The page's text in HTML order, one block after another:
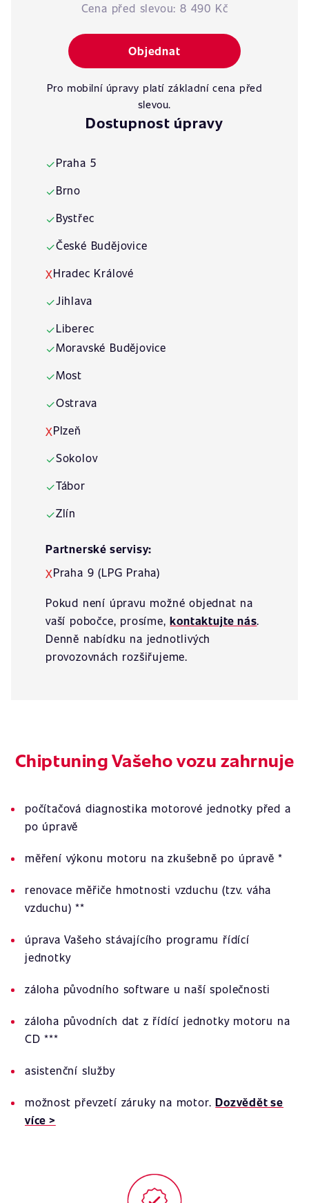
Cena před slevou: 8 490 Kč
Objednat
Pro mobilní úpravy platí základní cena před
slevou.
Dostupnost úpravy
✓Praha 5
✓Brno
✓Bystřec
✓České Budějovice
XHradec Králové
✓Jihlava
✓Liberec
✓Moravské Budějovice
✓Most
✓Ostrava
XPlzeň
✓Sokolov
✓Tábor
✓Zlín
Partnerské servisy:
XPraha 9 (LPG Praha)
Pokud není úpravu možné objednat na
vaší pobočce, prosíme,kontaktujte nás.
Denně nabídku na jednotlivých
provozovnách rozšiřujeme.
Chiptuning Vašeho vozu zahrnuje
počítačová diagnostika motorové jednotky před a
po úpravě
měření výkonu motoru na zkušebně po úpravě *
renovace měřiče hmotnosti vzduchu (tzv. váha
vzduchu) **
úprava Vašeho stávajícího programu řídící
jednotky
záloha původního software u naší společnosti
záloha původních dat z řídící jednotky motoru na
CD ***
asistenční služby
možnost převzetí záruky na motor.Dozvědět se
více >